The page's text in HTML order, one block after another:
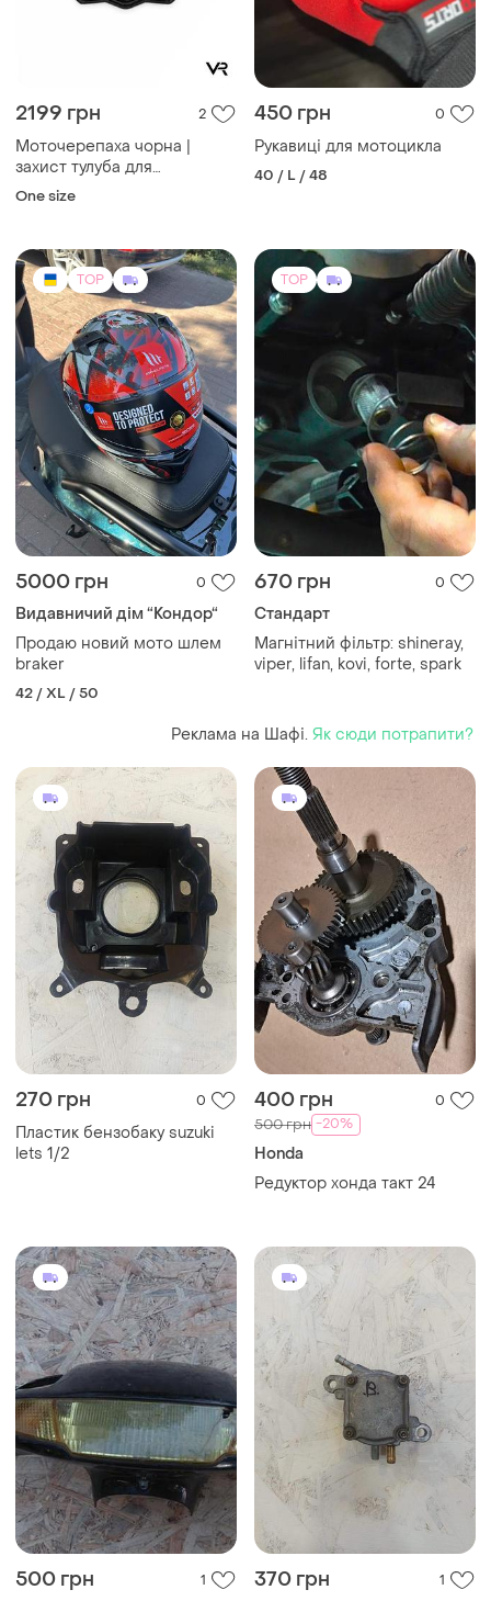
2199 грн 2
Моточерепаха чорна |
захист тулуба для
мотокросу, ендуро та
One size
450 грн 0
Рукавиці для мотоцикла
40 / L / 48
TOP
5000 грн 0
Видавничий дім “Кондор“
Продаю новий мото шлем
braker
42 / XL / 50
TOP
670 грн 0
Стандарт
Магнітний фільтр: shineray,
viper, lifan, kovi, forte, spark
Реклама на Шафі. Як сюди потрапити?
270 грн 0
Пластик бензобаку suzuki
lets 1/2
400 грн 0
500 грн -20%
Honda
Редуктор хонда такт 24
500 грн
1
370 грн 1